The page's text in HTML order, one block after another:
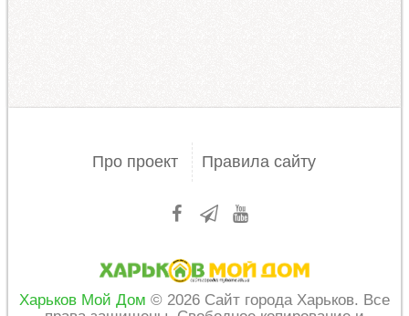
Про проект Правила сайту
Харьков Мой Дом © 2026 Сайт города Харьков. Все